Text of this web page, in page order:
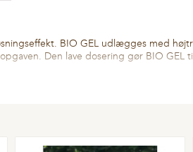
BIO GEL udlægges med
Den lave dosering gør BIO GEL